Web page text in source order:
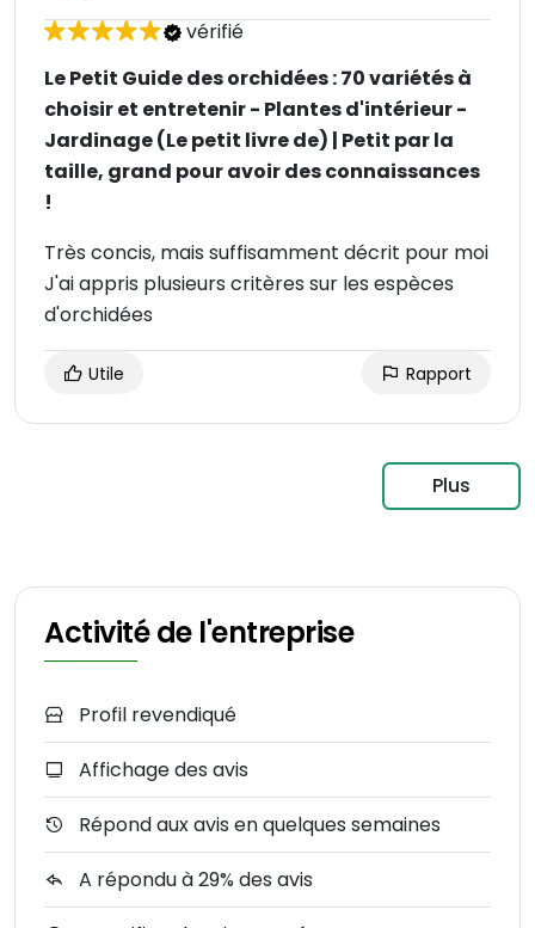
vérifié
Le Petit Guide des orchidées : 70 variétés à
choisir et entretenir - Plantes d'intérieur -
Jardinage (Le petit livre de) | Petit par la
taille, grand pour avoir des connaissances
!
Très concis, mais suffisamment décrit pour moi
J'ai appris plusieurs critères sur les espèces
d'orchidées
Utile Rapport
Plus
Activité de l'entreprise
Profil revendiqué
Affichage des avis
Répond aux avis en quelques semaines
A répondu à 29% des avis